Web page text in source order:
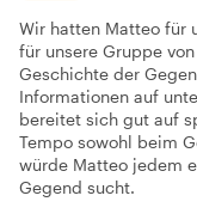
Wir hatten Matteo für
für unsere Gruppe
Geschichte der
Informationen auf
bereitet sich gut auf
Tempo sowohl beim
würde Matteo jedem
Gegend sucht.